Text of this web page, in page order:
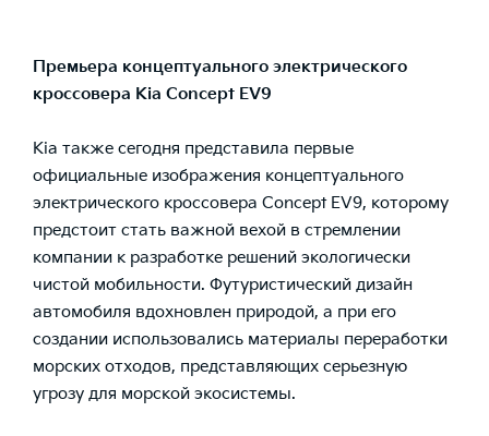
Премьера концептуального электрического
кроссовера Kia Concept EV9
Kia также сегодня представила первые
официальные изображения концептуального
электрического кроссовера Concept EV9, которому
предстоит стать важной вехой в стремлении
компании к разработке решений экологически
чистой мобильности. Футуристический дизайн
автомобиля вдохновлен природой, а при его
создании использовались материалы переработки
морских отходов, представляющих серьезную
угрозу для морской экосистемы.